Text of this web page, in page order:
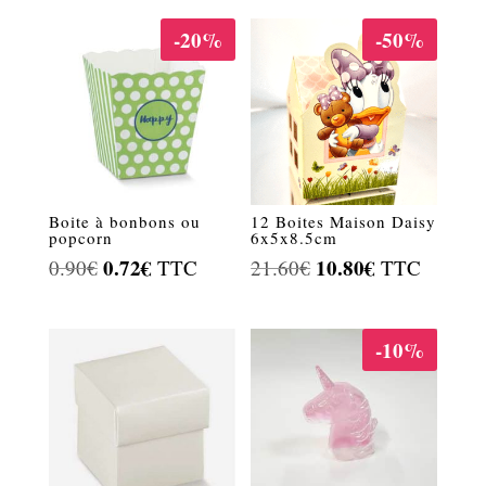
-20%
Boite à bonbons ou
popcorn
0.90€ Le
était :
0.72€Le
est :
0.72€.
TTC
-50%
12 Boites Maison Daisy
6x5x8.5cm
21.60€ Le
initial
21.60€.
10.80€ Le
actuel
est :
10.80€.
TTC
-10%